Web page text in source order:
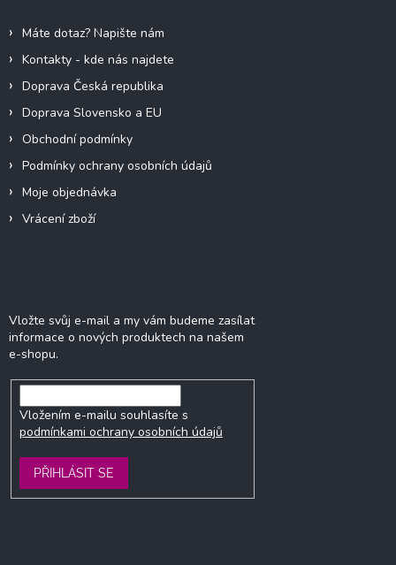
Máte dotaz? Napište nám
Kontakty - kde nás najdete
Doprava Česká republika
Doprava Slovensko a EU
Obchodní podmínky
Podmínky ochrany osobních údajů
Moje objednávka
Vrácení zboží
Vložte svůj e-mail a my vám budeme zasílat
informace o nových produktech na našem
e-shopu.
Vložením e-mailu souhlasíte s
podmínkami ochrany osobních údajů
PŘIHLÁSIT SE